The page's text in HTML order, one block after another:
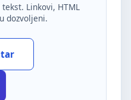
Linkovi, HTML
dozvoljeni.